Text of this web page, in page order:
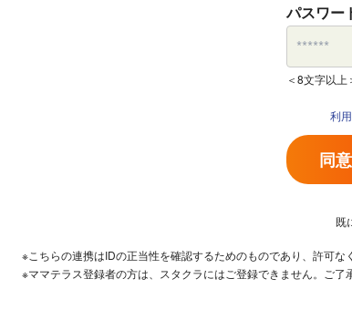
パスワー
＜8文字以上
利
同
既
※こちらの連携はIDの正当性を確認するためのものであり、許可な
※ママテラス登録者の方は、スタクラにはご登録できません。ご了